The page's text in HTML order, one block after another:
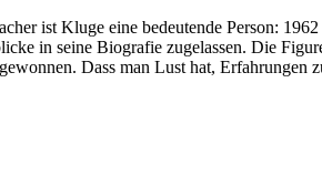
ist Kluge eine bedeutende Person:
in seine Biografie zugelassen. Die
Dass man Lust hat, Erfahrungen